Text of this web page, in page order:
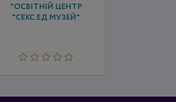
"ОСВІТНІЙ ЦЕНТР
"СЕКС.ЕД.МУЗЕЙ"